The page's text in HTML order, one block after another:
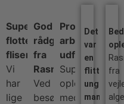
Super
flotte
fliser
Vi
har
lige
God
rådgivning
fra
Rasmus
Ved
besøget
Professionelt
arbejde
udført
Super
oplevelse
med
Det
var
en
flittig
ung
mand
fra
vejle-